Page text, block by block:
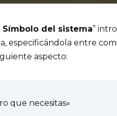
del sistema”
especificándola entre
aspecto:
que necesitas»